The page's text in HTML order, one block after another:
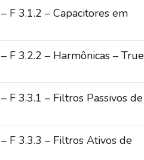
F 3.1.2 – Capacitores em
F 3.2.2 – Harmônicas – True
F 3.3.1 – Filtros Passivos de
F 3.3.3 – Filtros Ativos de